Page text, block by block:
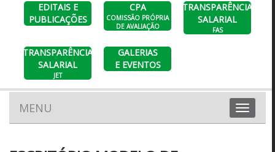
EDITAIS E
PUBLICAÇÕES
CPA
COMISSÃO PRÓPRIA
DE AVALIAÇÃO
TRANSPARÊNCIA
SALARIAL
FAS
TRANSPARÊNCIA
SALARIAL
JET
GALERIAS
E EVENTOS
Toggle
navigation
MENU